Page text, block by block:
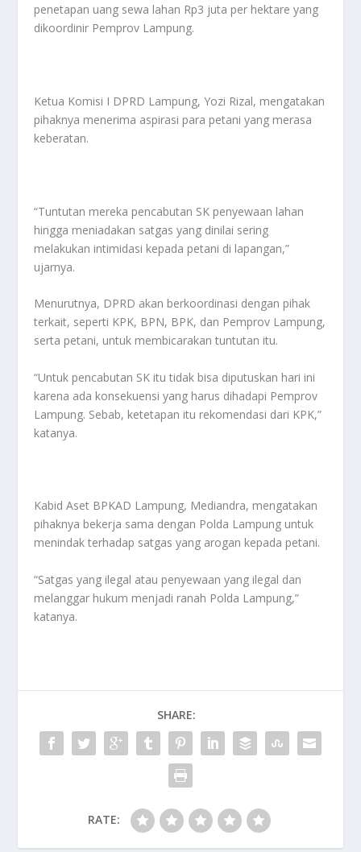
penetapan uang sewa lahan Rp3 juta per hektare yang
dikoordinir Pemprov Lampung.
Ketua Komisi I DPRD Lampung, Yozi Rizal, mengatakan
pihaknya menerima aspirasi para petani yang merasa
keberatan.
“Tuntutan mereka pencabutan SK penyewaan lahan
hingga meniadakan satgas yang dinilai sering
melakukan intimidasi kepada petani di lapangan,”
ujarnya.
Menurutnya, DPRD akan berkoordinasi dengan pihak
terkait, seperti KPK, BPN, BPK, dan Pemprov Lampung,
serta petani, untuk membicarakan tuntutan itu.
“Untuk pencabutan SK itu tidak bisa diputuskan hari ini
karena ada konsekuensi yang harus dihadapi Pemprov
Lampung. Sebab, ketetapan itu rekomendasi dari KPK,”
katanya.
Kabid Aset BPKAD Lampung, Mediandra, mengatakan
pihaknya bekerja sama dengan Polda Lampung untuk
menindak terhadap satgas yang arogan kepada petani.
“Satgas yang ilegal atau penyewaan yang ilegal dan
melanggar hukum menjadi ranah Polda Lampung,”
katanya.
SHARE:
RATE: